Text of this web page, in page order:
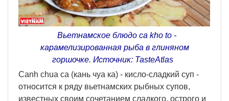
Вьетнамское блюдо ca kho to -
карамелизированная рыба в глиняном
горшочке. Источник: TasteAtlas
Canh chua ca (кань чуа ка) - кисло-сладкий суп -
относится к ряду вьетнамских рыбных супов,
известных своим сочетанием сладкого, острого и